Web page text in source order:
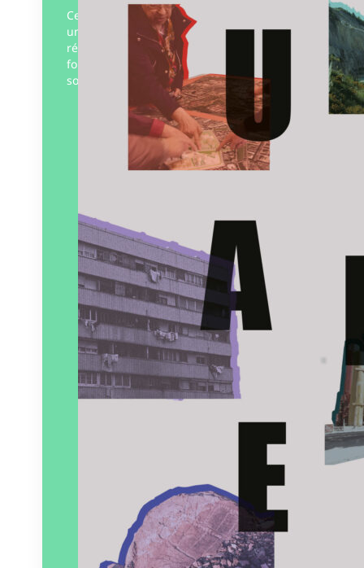
Cet ouvrage rassemble huit travaux sous
une approche commune, celle de la
résistance aux projets. Avec pour toile de
fond les crises environnementales et
sociales, apparaissent chaque jour…
Éditeur :À la criée
Paru le01/04/2023